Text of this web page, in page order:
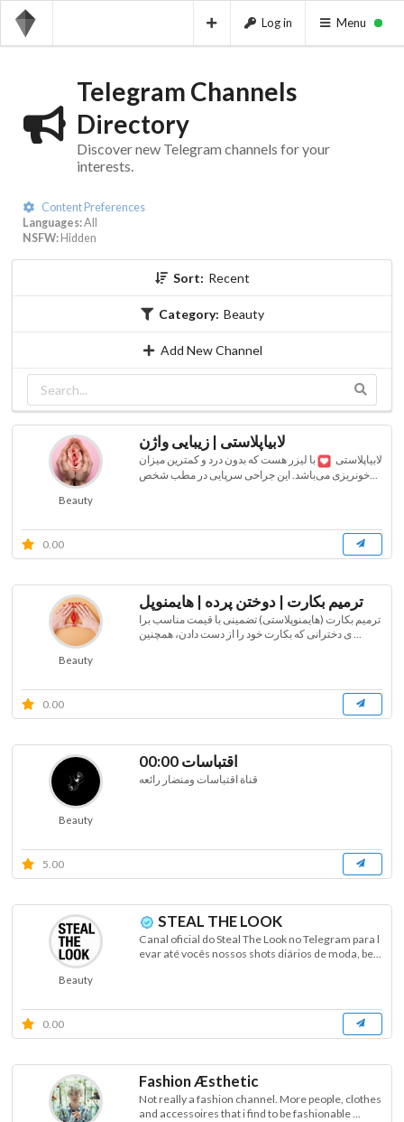
Log in Menu
Telegram Channels
Directory
Discover new Telegram channels for your
interests.
Content Preferences
Languages:All
NSFW: Hidden
Sort: Recent
Category: Beauty
Add New Channel
Beauty
لابیاپلاستی | زیبایی واژن
لابیاپلاستی
با لیزر هست که بدون درد و کمترین میزان
خونریزی می‌باشد. این جراحی سرپایی در مطب شخص...
0.00
Beauty
ترمیم بکارت | دوختن پرده | هایمنوپل
ترمیم بکارت (هایمنوپلاستی) تضمینی با قیمت مناسب برا
ی دخترانی که بکارت خود را از دست دادن، همچنین ...
0.00
Beauty
اقتباسات 00:00
قناة اقتباسات ومنضار رائعه
5.00
Beauty
STEAL THE LOOK
Canal oficial do Steal The Look no Telegram para l
evar até vocês nossos shots diários de moda, be...
0.00
Fashion Æsthetic
Not really a fashion channel. More people, clothes
and accessoires that i find to be fashionable ...